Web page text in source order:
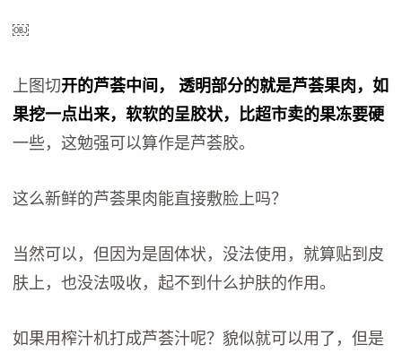
￼
上图切开的芦荟中间， 透明部分的就是芦荟果肉，如
果挖一点出来，软软的呈胶状，比超市卖的果冻要硬
一些，这勉强可以算作是芦荟胶。
这么新鲜的芦荟果肉能直接敷脸上吗？
当然可以，但因为是固体状，没法使用，就算贴到皮
肤上，也没法吸收，起不到什么护肤的作用。
如果用榨汁机打成芦荟汁呢？貌似就可以用了，但是